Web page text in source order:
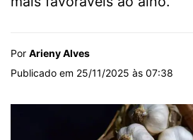
Por Arieny Alves
Publicado em 25/11/2025 às 07:38